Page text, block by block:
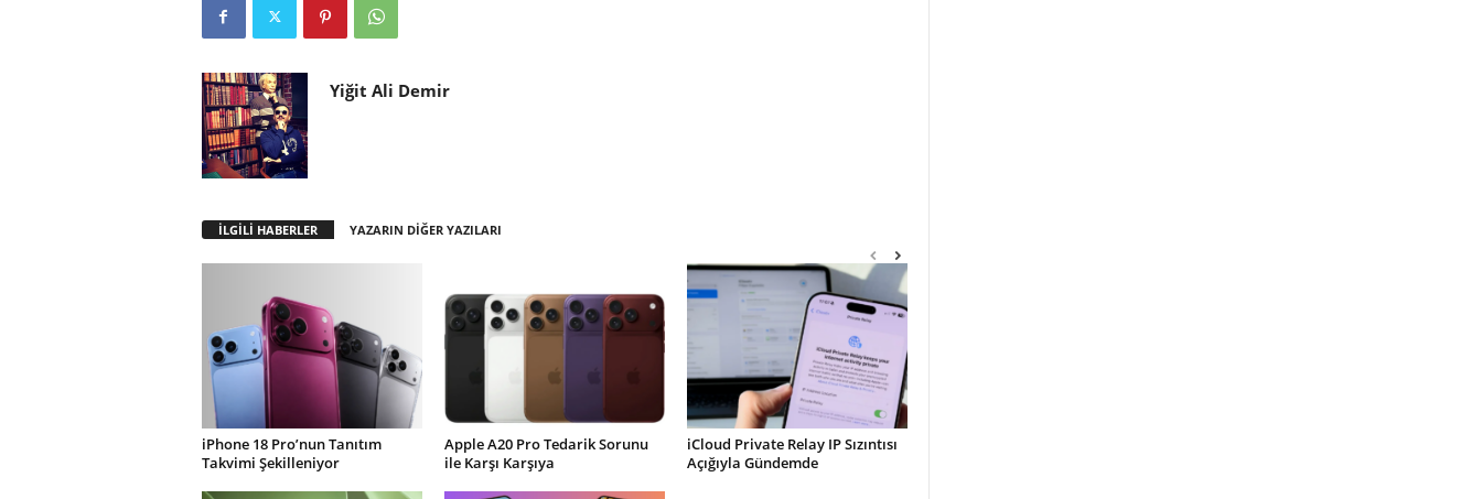
Yiğit Ali Demir
İLGİLİ HABERLER YAZARIN DİĞER YAZILARI
iPhone 18 Pro’nun Tanıtım
Takvimi Şekilleniyor
Apple A20 Pro Tedarik Sorunu
ile Karşı Karşıya
iCloud Private Relay IP Sızıntısı
Açığıyla Gündemde